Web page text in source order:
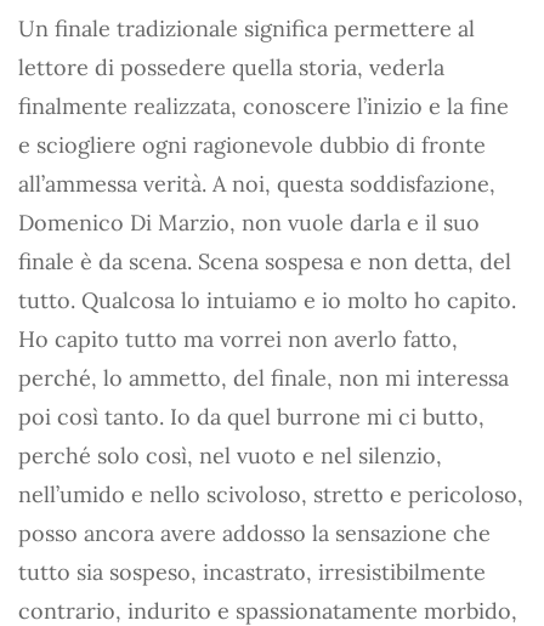
Un finale tradizionale significa permettere al
lettore di possedere quella storia, vederla
finalmente realizzata, conoscere l’inizio e la fine
e sciogliere ogni ragionevole dubbio di fronte
all’ammessa verità. A noi, questa soddisfazione,
Domenico Di Marzio, non vuole darla e il suo
finale è da scena. Scena sospesa e non detta, del
tutto. Qualcosa lo intuiamo e io molto ho capito.
Ho capito tutto ma vorrei non averlo fatto,
perché, lo ammetto, del finale, non mi interessa
poi così tanto. Io da quel burrone mi ci butto,
perché solo così, nel vuoto e nel silenzio,
nell’umido e nello scivoloso, stretto e pericoloso,
posso ancora avere addosso la sensazione che
tutto sia sospeso, incastrato, irresistibilmente
contrario, indurito e spassionatamente morbido,